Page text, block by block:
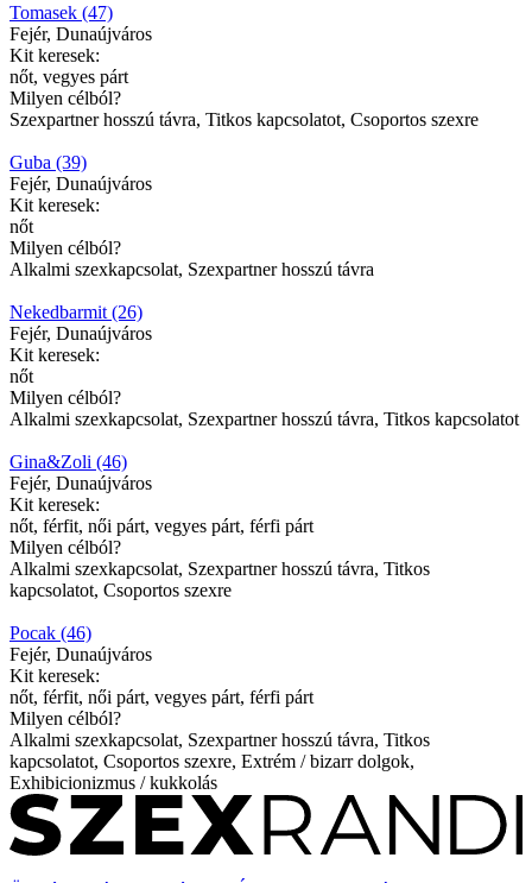
Tomasek (47)
Fejér, Dunaújváros
Kit keresek:
nőt, vegyes párt
Milyen célból?
Szexpartner hosszú távra, Titkos kapcsolatot, Csoportos szexre
Guba (39)
Fejér, Dunaújváros
Kit keresek:
nőt
Milyen célból?
Alkalmi szexkapcsolat, Szexpartner hosszú távra
Nekedbarmit (26)
Fejér, Dunaújváros
Kit keresek:
nőt
Milyen célból?
Alkalmi szexkapcsolat, Szexpartner hosszú távra, Titkos kapcsolatot
Gina&Zoli (46)
Fejér, Dunaújváros
Kit keresek:
nőt, férfit, női párt, vegyes párt, férfi párt
Milyen célból?
Alkalmi szexkapcsolat, Szexpartner hosszú távra, Titkos
kapcsolatot, Csoportos szexre
Pocak (46)
Fejér, Dunaújváros
Kit keresek:
nőt, férfit, női párt, vegyes párt, férfi párt
Milyen célból?
Alkalmi szexkapcsolat, Szexpartner hosszú távra, Titkos
kapcsolatot, Csoportos szexre, Extrém / bizarr dolgok,
Exhibicionizmus / kukkolás